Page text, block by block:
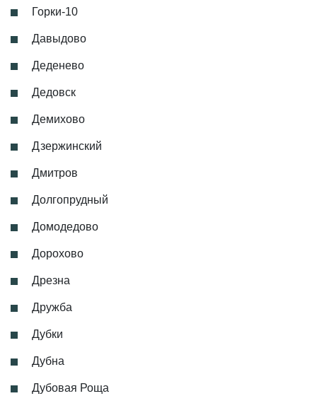
Горки-10
Давыдово
Деденево
Дедовск
Демихово
Дзержинский
Дмитров
Долгопрудный
Домодедово
Дорохово
Дрезна
Дружба
Дубки
Дубна
Дубовая Роща